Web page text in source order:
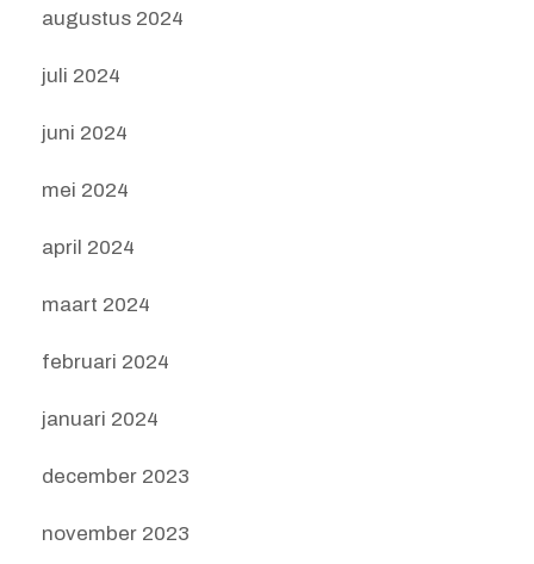
augustus 2024
juli 2024
juni 2024
mei 2024
april 2024
maart 2024
februari 2024
januari 2024
december 2023
november 2023